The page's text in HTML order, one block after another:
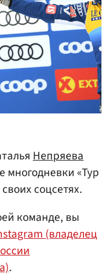
Непряева
многодневки «Тур
соцсетях.
команде, вы
(владелец
.